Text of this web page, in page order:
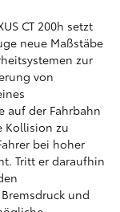
CT 200h setzt
neue Maßstäbe
zur
von
auf der Fahrbahn
Kollision zu
bei hoher
Tritt er daraufhin
und